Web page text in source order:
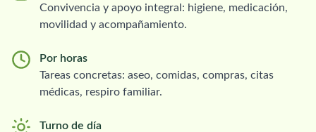
Convivencia y apoyo integral: higiene, medicación,
movilidad y acompañamiento.
Por horas
Tareas concretas: aseo, comidas, compras, citas
médicas, respiro familiar.
Turno de día